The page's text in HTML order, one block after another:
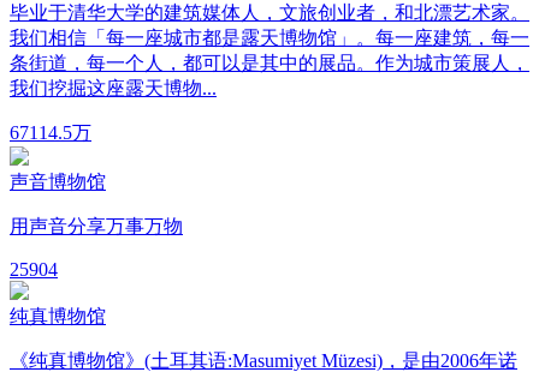
毕业于清华大学的建筑媒体人，文旅创业者，和北漂艺术家。
我们相信「每一座城市都是露天博物馆」。每一座建筑，每一
条街道，每一个人，都可以是其中的展品。作为城市策展人，
我们挖掘这座露天博物...
67114.5万
声音博物馆
用声音分享万事万物
25904
纯真博物馆
《纯真博物馆》(土耳其语:Masumiyet Müzesi)，是由2006年诺